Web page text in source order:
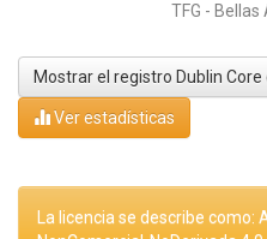
TFG - Bellas
Mostrar el registro Dublin
Ver estadísticas
La licencia se describe como: